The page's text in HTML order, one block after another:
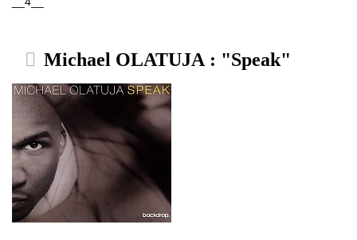
Michael OLATUJA : "Speak"